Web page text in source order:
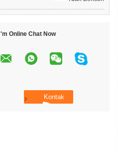
I 'm Online Chat Now